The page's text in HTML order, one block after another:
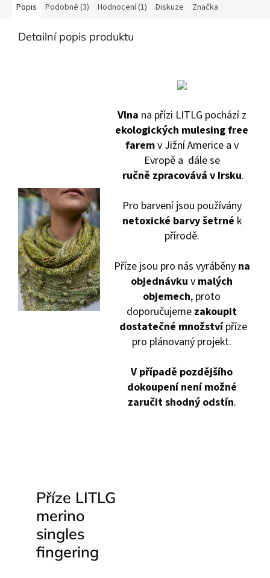
Popis Podobné (3) Hodnocení (1) Diskuze Značka
Detailní popis produktu
Vlna na přízi LITLG pochází z
ekologických mulesing free
faremv Jižní Americe a v
Evropě a dále se
ručně zpracovává v Irsku.
Pro barvení jsou používány
netoxické barvyšetrné k
přírodě.
Příze jsou pro nás vyráběnyna
objednávku v malých
objemech, proto
doporučujeme zakoupit
dostatečné množstvípříze
pro plánovaný projekt.
V případě pozdějšího
dokoupení není možné
zaručit shodný odstín.
Příze LITLG
merino
singles
fingering